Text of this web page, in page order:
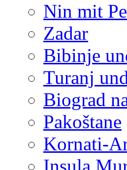
Nin mit
Zadar
Bibinje
Turanj
Biograd
Pakoštane
Kornati-